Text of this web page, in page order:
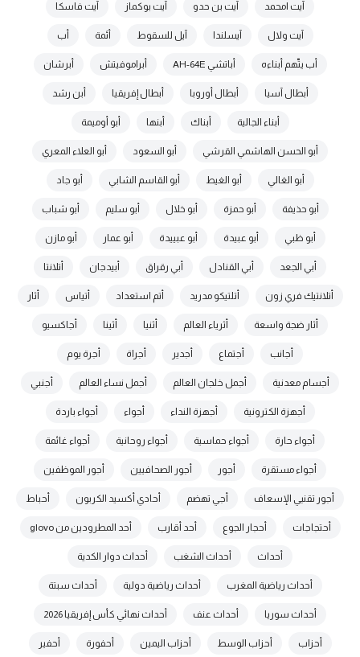
آيت امحمد آيت بن حدو آيت بوكماز آيت فاسكا
آيت ولال آيسلندا آيل للسقوط أئمة أب
أب يتّهم أبناءه أباتشي AH-64E أبراموفيتش أبرشان
أبطال آسيا أبطال أوروبا أبطال إفريقيا أبن رشد
أبناء الجالية أبناك أبنها أبو أوميمة
أبو الحسن الهاشمي القرشي أبو السعود أبو العلاء المعري
أبو الغالي أبو الغيط أبو القاسم الشابي أبو جاد
أبو حذيفة أبو حمزة أبو خلال أبو سليم أبو شباب
أبو ظبي أبو عبيدة أبو عبييدة أبو عمار أبو مازن
أبي الجعد أبي القنادل أبي رقراق أبيدجان أتلانتا
أتلانتيك فري زون أتلتيكو مدريد أتم استعداد أتياس أثار
أثار ضجة واسعة أثرياء العالم أثنيا أثينا أجاكسيو
أجانب أجتماع أجدير أجراة أجرة يوم
أجسام معدنية أجمل خلجان العالم أجمل نساء العالم أجنبي
أجهزة الكترونية أجهزة النداء أجواء أجواء باردة
أجواء حارة أجواء حماسية أجواء روحانية أجواء غائمة
أجواء مستقرة أجور أجور الصحافيين أجور الموظفين
أجور تقنيي الإسعاف أجي تهضم أحادي أكسيد الكربون أحباط
أحتجاجات أحجار الجوع أحد أقارب أحد المطرودين من glovo
أحداث أحداث الشغب أحداث دوار الكدية
أحداث رياضية المغرب أحداث رياضية دولية أحداث سبتة
أحداث سوريا أحداث عنف أحداث نهائي كأس إفريقيا 2026
أحزاب أحزاب الوسط أحزاب اليمين أحفورة أحفير